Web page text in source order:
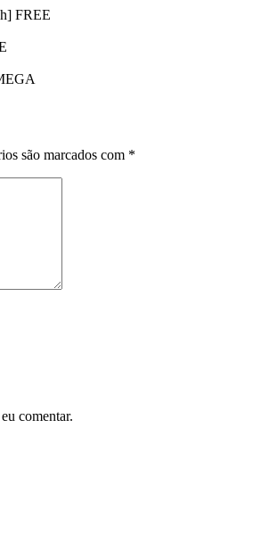
FREE
são marcados com *
comentar.